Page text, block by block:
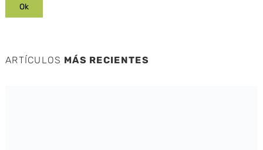
ARTÍCULOS MÁS RECIENTES